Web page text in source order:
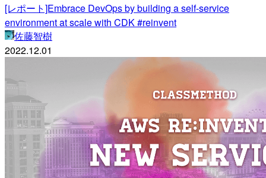
[レポート]Embrace DevOps by building a self-service
environment at scale with CDK #reinvent
佐藤智樹
2022.12.01